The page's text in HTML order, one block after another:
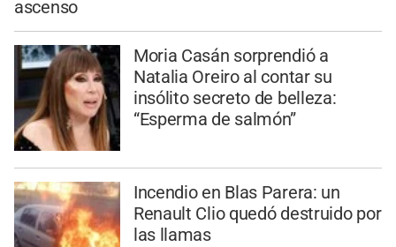
ascenso
Moria Casán sorprendió a
Natalia Oreiro al contar su
insólito secreto de belleza:
“Esperma de salmón”
Incendio en Blas Parera: un
Renault Clio quedó destruido por
las llamas